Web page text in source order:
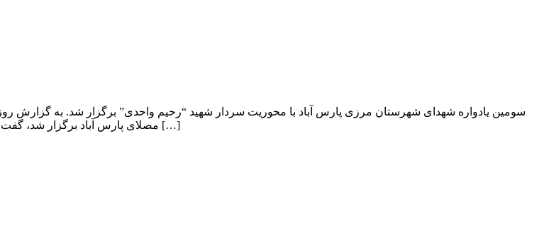
سومین یادواره شهدای شهرستان مرزی پارس آباد با محوریت سردار شهید “رحیم واحدی” برگزار شد. به گزارش
مصلای پارس آباد برگزار شد، گفت: رزمندگان ما در طول هشت سال دفاع مقدس با جانفشانی و نثار خون خود نگذاشتند حتی […]